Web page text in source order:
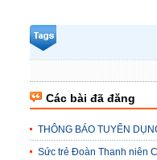
Các bài đã đăng
THÔNG BÁO TUYỂN
Sức trẻ Đoàn Thanh niên